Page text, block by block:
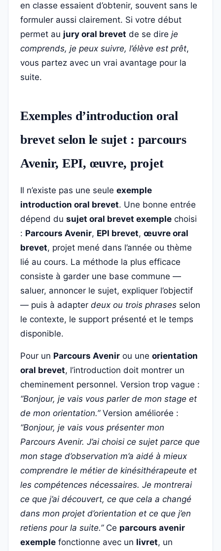
en classe essaient d’obtenir, souvent sans le
formuler aussi clairement. Si votre début
permet au jury oral brevet de se dire je
comprends, je peux suivre, l’élève est prêt,
vous partez avec un vrai avantage pour la
suite.
Exemples d’introduction oral
brevet selon le sujet : parcours
Avenir, EPI, œuvre, projet
Il n’existe pas une seule exemple
introduction oral brevet. Une bonne entrée
dépend du sujet oral brevet exemple choisi
: Parcours Avenir, EPI brevet, œuvre oral
brevet, projet mené dans l’année ou thème
lié au cours. La méthode la plus efficace
consiste à garder une base commune —
saluer, annoncer le sujet, expliquer l’objectif
— puis à adapter deux ou trois phrases selon
le contexte, le support présenté et le temps
disponible.
Pour un Parcours Avenir ou une orientation
oral brevet, l’introduction doit montrer un
cheminement personnel. Version trop vague :
“Bonjour, je vais vous parler de mon stage et
de mon orientation.”Version améliorée :
“Bonjour, je vais vous présenter mon
Parcours Avenir. J’ai choisi ce sujet parce que
mon stage d’observation m’a aidé à mieux
comprendre le métier de kinésithérapeute et
les compétences nécessaires. Je montrerai
ce que j’ai découvert, ce que cela a changé
dans mon projet d’orientation et ce que j’en
retiens pour la suite.”Ce parcours avenir
exemple fonctionne avec un livret, un